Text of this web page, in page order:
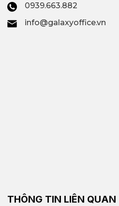
0939.663.882
info@galaxyoffice.vn
THÔNG TIN LIÊN QUAN